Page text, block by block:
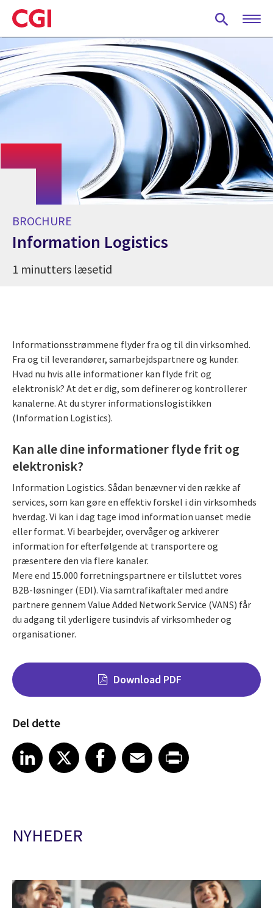
Skip
to
main
content
BROCHURE
Information Logistics
1 minutters læsetid
Informationsstrømmene flyder fra og til din virksomhed.
Fra og til leverandører, samarbejdspartnere og kunder.
Hvad nu hvis alle informationer kan flyde frit og
elektronisk? At det er dig, som definerer og kontrollerer
kanalerne. At du styrer informationslogistikken
(Information Logistics).
Kan alle dine informationer flyde frit og
elektronisk?
Information Logistics. Sådan benævner vi den række af
services, som kan gøre en effektiv forskel i din virksomheds
hverdag. Vi kan i dag tage imod information uanset medie
eller format. Vi bearbejder, overvåger og arkiverer
information for efterfølgende at transportere og
præsentere den via flere kanaler.
Mere end 15.000 forretningspartnere er tilsluttet vores
B2B-løsninger (EDI). Via samtrafikaftaler med andre
partnere gennem Value Added Network Service (VANS) får
du adgang til yderligere tusindvis af virksomheder og
organisationer.
Download PDF
Del dette
Share on LinkedIn
LinkedIn
Share on X Share on Facebook
Facebook
Share on EmailEmailShare on Print
NYHEDER